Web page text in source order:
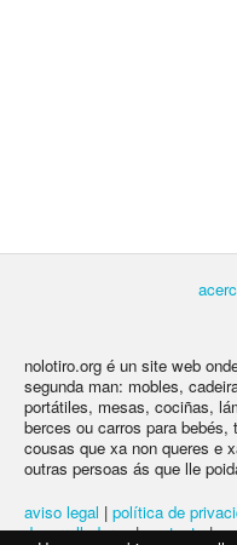
nolotiro.org é un site web
segunda man: mobles,
portátiles, mesas, cociñas,
berces ou carros para
cousas que xa non queres e
outras persoas ás que lle
aviso legal | política de
desarrolladores|contacto|